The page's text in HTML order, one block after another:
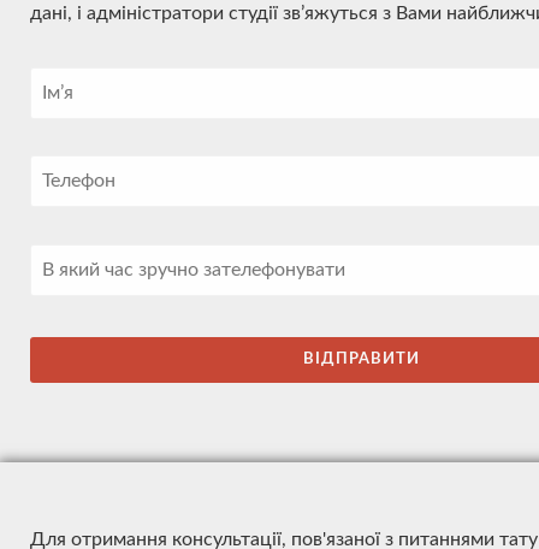
дані, і адміністратори студії зв’яжуться з Вами
Для отримання консультації, пов'язаної з питаннями